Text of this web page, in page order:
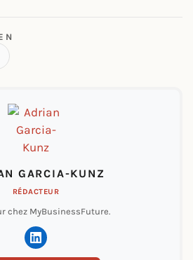
GARCIA-KUNZ
RÉDACTEUR
chez MyBusinessFuture.